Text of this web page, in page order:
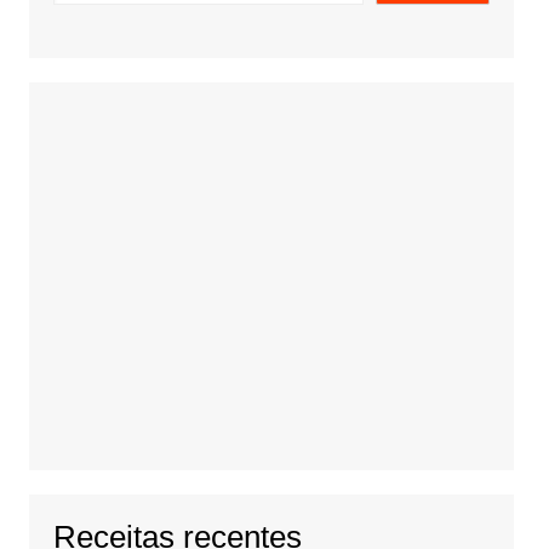
Receitas recentes